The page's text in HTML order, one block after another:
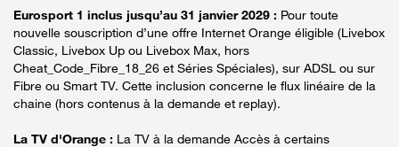
Eurosport 1 inclus jusqu’au 31 janvier 2029 : Pour toute
nouvelle souscription d’une offre Internet Orange éligible (Livebox
Classic, Livebox Up ou Livebox Max, hors
Cheat_Code_Fibre_18_26 et Séries Spéciales), sur ADSL ou sur
Fibre ou Smart TV. Cette inclusion concerne le flux linéaire de la
chaine (hors contenus à la demande et replay).
La TV d'Orange : La TV à la demande Accès à certains